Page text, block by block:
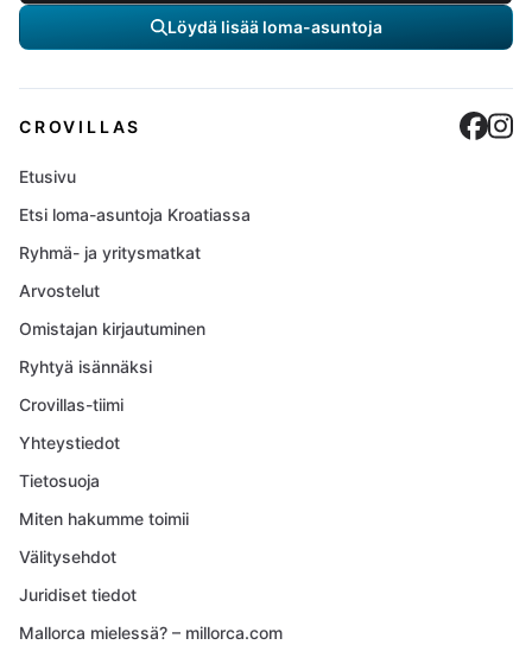
Löydä lisää loma-asuntoja
CROVILLAS
Etusivu
Etsi loma-asuntoja Kroatiassa
Ryhmä- ja yritysmatkat
Arvostelut
Omistajan kirjautuminen
Ryhtyä isännäksi
Crovillas-tiimi
Yhteystiedot
Tietosuoja
Miten hakumme toimii
Välitysehdot
Juridiset tiedot
Mallorca mielessä? – millorca.com